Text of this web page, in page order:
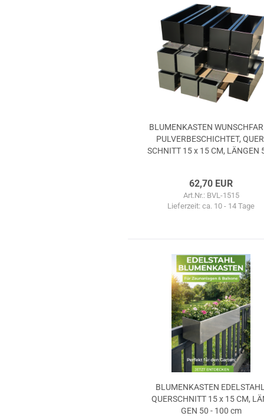
BLU­MEN­KAS­TEN
PUL­VER­BE­SCHICH­TET,
SCHNITT 15 x 15 CM, LÄN­GEN
62,70 EUR
Art.Nr.: BVL-1515
Lieferzeit:ca. 10 - 14 Tage
BLU­MEN­KAS­TEN
QUER­SCHNITT 15 x 15 CM,
GEN 50 - 100 cm